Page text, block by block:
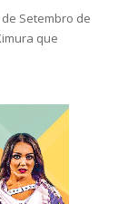
no All In
Reigns no
Setembro de
que